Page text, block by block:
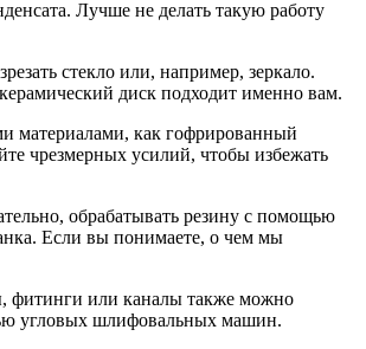
Лучше не делать такую ​​работу
стекло или, например, зеркало.
диск подходит именно вам.
материалами, как гофрированный
чрезмерных усилий, чтобы избежать
обрабатывать резину с помощью
Если вы понимаете, о чем мы
фитинги или каналы также можно
угловых шлифовальных машин.